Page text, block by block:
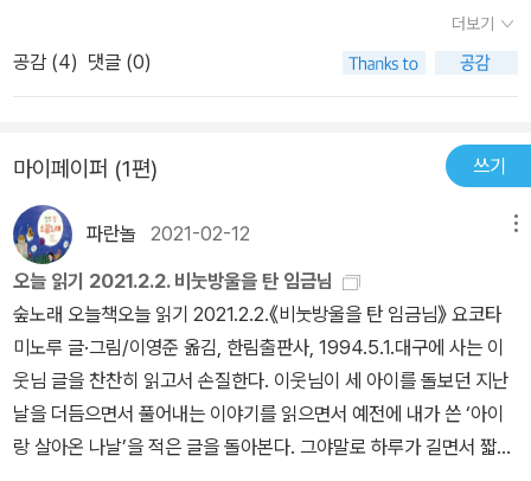
울에는 사람들이 씨앗 한 톨을 고이 묻어서 차근차근 돌볼 손바닥만
한 땅뙈기조차 없습니다. 이모저모 많고 돈이 잔뜩 돌아다니는 서울
이라지만, 개미가 집을 짓거나 제비가 깃들 처마나 풀벌레가 노래할
님》은 나라지기란 노릇보다는 아이들하고 신나게 놀고 싶은 ‘임금’ 이
야기를 들려줍니다. 나라지기란 어떤 자리일까요? 가장 높아야 하는
자리일까요? 가장 귀를 열고 눈을 뜨고 마음을 틔울 자리일까요? ‘비
눗방울 임금’은 비눗방울을 타고 멀리 떠난다는 줄거리를 어떻게 읽
으면 좋을까요? 나라에는 ‘우두머리’가 아닌 ‘일꾼’이 있으면 돼요. 집
하고 마을도 같아요. 으뜸으로 내세울 벼슬아치가 아닌 아이하고 어
깨동무하면서 놀 줄 아는 어른이 있어야 비로소 참사랑으로 갑니다.
ㅅㄴㄹ#よこたみのる #しゃぼんだまのうらがえし #はなののび
るおうさま
더보기
공감 (4) 댓글 (0)
마이페이퍼 (1편) 쓰기
파란놀 2021-02-12
오늘 읽기 2021.2.2. 비눗방울을 탄 임금님
숲노래 오늘책오늘 읽기 2021.2.2.《비눗방울을 탄 임금님》 요코타
미노루 글·그림/이영준 옮김, 한림출판사, 1994.5.1.대구에 사는 이
웃님 글을 찬찬히 읽고서 손질한다. 이웃님이 세 아이를 돌보던 지난
날을 더듬으면서 풀어내는 이야기를 읽으면서 예전에 내가 쓴 ‘아이
랑 살아온 나날’을 적은 글을 돌아본다. 그야말로 하루가 길면서 짧던